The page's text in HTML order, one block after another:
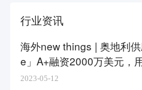
行业资讯
海外new things | 奥地利
e」A+融资2000万美元，
链风险事件
2023-05-12